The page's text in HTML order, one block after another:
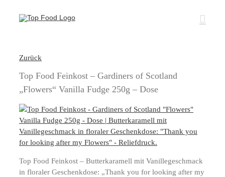
Inhalt
Zurück
Top Food Feinkost – Gardiners of Scotland
„Flowers“ Vanilla Fudge 250g – Dose
Top Food Feinkost – Butterkaramell mit Vanillegeschmack
in floraler Geschenkdose: „Thank you for looking after my